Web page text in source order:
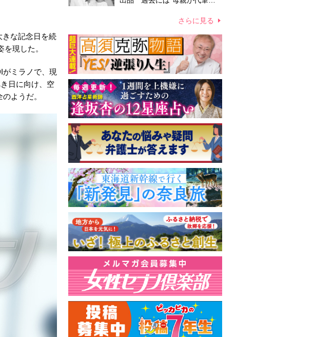
きな記念日を続
現した。
ミラノで、現
日に向け、空
ようだ。
ほどで売買 昭和スターグッズ
さらに見る